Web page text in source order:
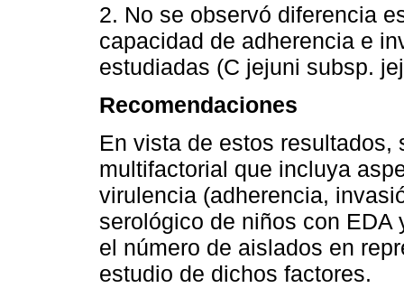
2. No se observó diferencia
capacidad de adherencia e
estudiadas (C jejuni subsp.
Recomendaciones
En vista de estos
multifactorial que incluya
virulencia (adherencia,
serológico de niños con
el número de aislados en
estudio de dichos factores.